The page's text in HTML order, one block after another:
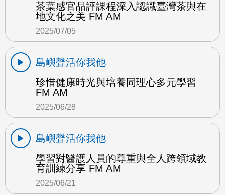
茶葉感官品評課程深入認識臺灣茶與在
地文化之美 FM AM
2025/07/05
島嶼聲活你我他
珍惜健康時光與培養同理心多元學習
FM AM
2025/06/28
島嶼聲活你我他
學習對醫護人員的尊重與全人跨領域教
育訓練分享 FM AM
2025/06/21